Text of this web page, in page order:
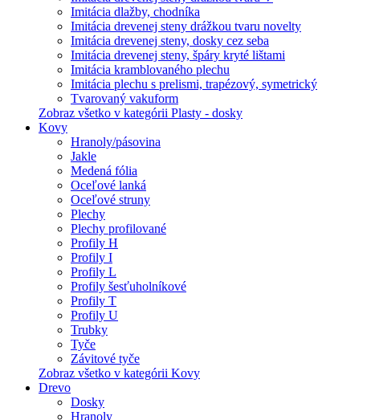
Imitácia dlažby, chodníka
Imitácia drevenej steny drážkou tvaru novelty
Imitácia drevenej steny, dosky cez seba
Imitácia drevenej steny, špáry kryté lištami
Imitácia kramblovaného plechu
Imitácia plechu s prelismi, trapézový, symetrický
Tvarovaný vakuform
Zobraz všetko v kategórii Plasty - dosky
Kovy
Hranoly/pásovina
Jakle
Medená fólia
Oceľové lanká
Oceľové struny
Plechy
Plechy profilované
Profily H
Profily I
Profily L
Profily šesťuholníkové
Profily T
Profily U
Trubky
Tyče
Závitové tyče
Zobraz všetko v kategórii Kovy
Drevo
Dosky
Hranoly